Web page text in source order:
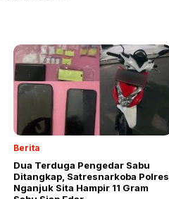
Berita
Dua Terduga Pengedar Sabu
Ditangkap, Satresnarkoba Polres
Nganjuk Sita Hampir 11 Gram